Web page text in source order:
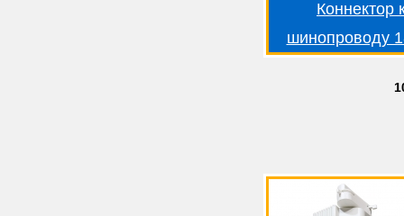
Коннектор
шинопроводу